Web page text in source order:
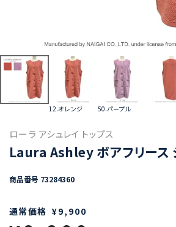
12.オレンジ 50.パープル
ローラ アシュレイ トップス
Laura Ashley ボアフリース
商品番号 73284360
通常価格 ¥9,900